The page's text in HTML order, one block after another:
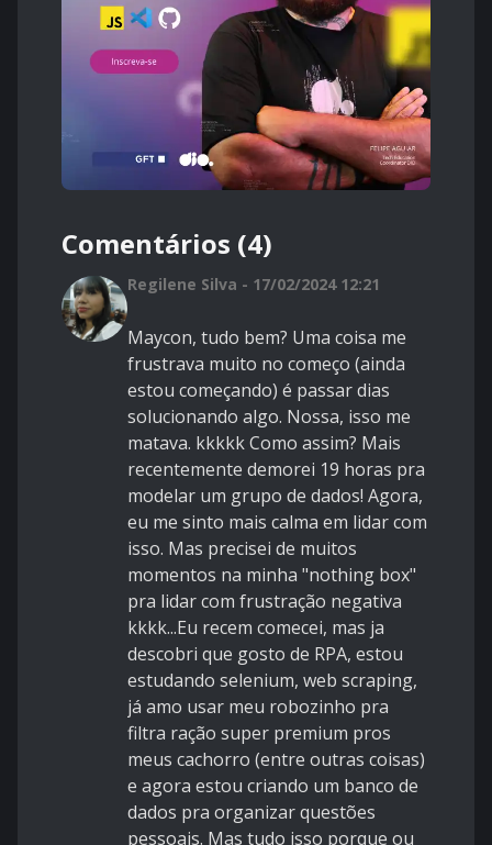
Comentários (4)
Regilene Silva - 17/02/2024 12:21
Maycon, tudo bem? Uma coisa me
frustrava muito no começo (ainda
estou começando) é passar dias
solucionando algo. Nossa, isso me
matava. kkkkk Como assim? Mais
recentemente demorei 19 horas pra
modelar um grupo de dados! Agora,
eu me sinto mais calma em lidar com
isso. Mas precisei de muitos
momentos na minha "nothing box"
pra lidar com frustração negativa
kkkk...Eu recem comecei, mas ja
descobri que gosto de RPA, estou
estudando selenium, web scraping,
já amo usar meu robozinho pra
filtra ração super premium pros
meus cachorro (entre outras coisas)
e agora estou criando um banco de
dados pra organizar questões
pessoais. Mas tudo isso porque ou